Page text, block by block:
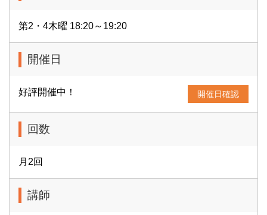
第2・4木曜 18:20～19:20
開催日
好評開催中！ 開催日確認
回数
月2回
講師